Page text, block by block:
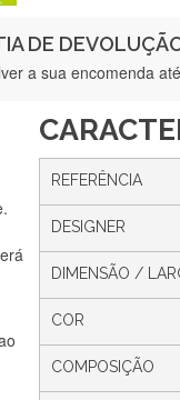
DE
a sua encomenda
REFERÊNCIA
DESIGNER
DIMENSÃO /
COR
COMPOSIÇÃO
Lopes
e segurança. Volto a
Silvia André
rápido.